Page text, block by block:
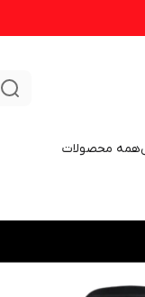
همه محصولات